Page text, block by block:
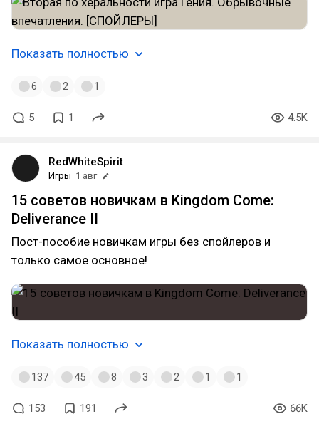
Показать полностью
6 2 1
5 1 4.5K
RedWhiteSpirit
Игры 1 авг
15 советов новичкам в Kingdom Come:
Deliverance II
Пост-пособие новичкам игры без спойлеров и
только самое основное!
Показать полностью
137 45 8 3 2 1 1
153 191 66K